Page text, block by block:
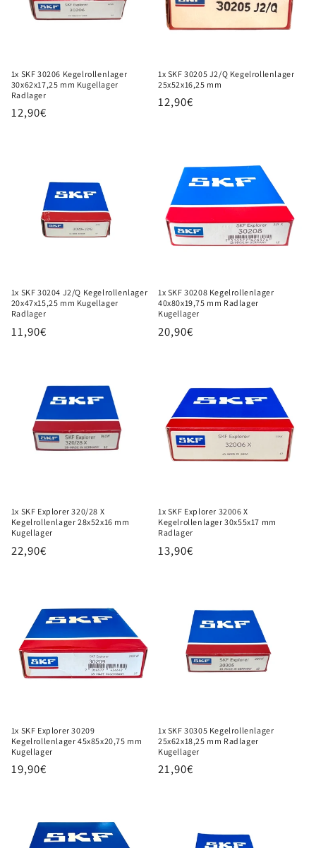
:
1x SKF 30206 Kegelrollenlager
30x62x17,25 mm Kugellager
Radlager
Normaler
12,90€
1x SKF 30205 J2/Q Kegelrollenlager
25x52x16,25 mm
Normaler
12,90€
1x SKF 30204 J2/Q Kegelrollenlager
20x47x15,25 mm Kugellager
Radlager
Normaler
11,90€
1x SKF 30208 Kegelrollenlager
40x80x19,75 mm Radlager
Kugellager
Normaler
20,90€
1x SKF Explorer 320/28 X
Kegelrollenlager 28x52x16 mm
Kugellager
Normaler
22,90€
1x SKF Explorer 32006 X
Kegelrollenlager 30x55x17 mm
Radlager
Normaler
13,90€
1x SKF Explorer 30209
Kegelrollenlager 45x85x20,75 mm
Kugellager
Normaler
19,90€
1x SKF 30305 Kegelrollenlager
25x62x18,25 mm Radlager
Kugellager
Normaler
21,90€